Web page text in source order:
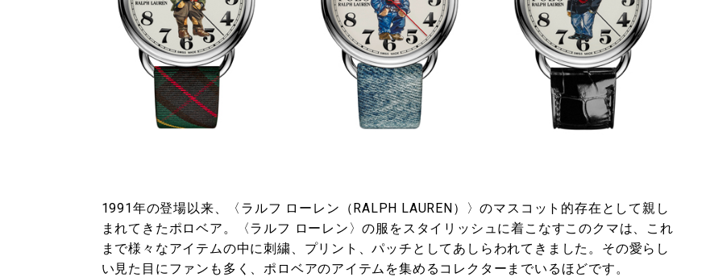
1991年の登場以来、〈ラルフ ローレン（RALPH LAUREN）〉のマスコット的存在として親し
まれてきたポロベア。〈ラルフ ローレン〉の服をスタイリッシュに着こなすこのクマは、これ
まで様々なアイテムの中に刺繍、プリント、パッチとしてあしらわれてきました。その愛らし
い見た目にファンも多く、ポロベアのアイテムを集めるコレクターまでいるほどです。